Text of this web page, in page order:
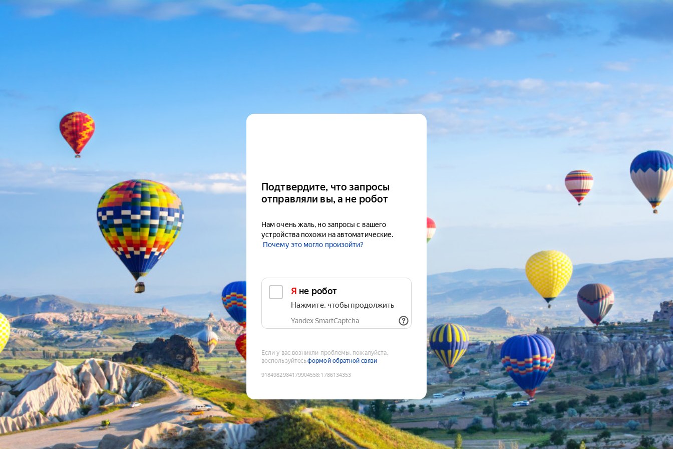
Подтвердите, что запросы
отправляли вы, а не робот
Нам очень жаль, но запросы с вашего
устройства похожи на автоматические.
Почему это могло произойти?
Я не робот
Нажмите, чтобы продолжить
Yandex SmartCaptcha
Если у вас возникли проблемы, пожалуйста,
воспользуйтесьформой обратной связи
9184982984179904558:1786134353